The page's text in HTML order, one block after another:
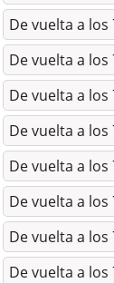
De vuelta a los
De vuelta a los
De vuelta a los
De vuelta a los
De vuelta a los
De vuelta a los
De vuelta a los
De vuelta a los